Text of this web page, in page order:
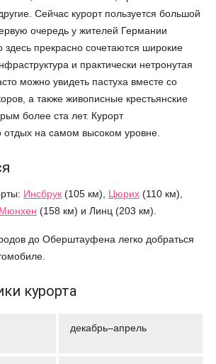
Сейчас курорт пользуется большой
очередь у жителей Германии
здесь прекрасно сочетаются широкие
и практически нетронутая
можно увидеть пастуха вместе со
а также живописные крестьянские
более ста лет. Курорт
на самом высоком уровне.
Инсбрук (105 км), Цюрих (110 км),
Мюнхен (158 км) и Линц (203 км).
до Оберштауфена легко добраться
курорта
декабрь–апрель